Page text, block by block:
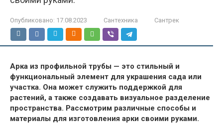
Опубликовано: 17.08.2023 Сантехника Сантрек
Арка из профильной трубы — это стильный и
функциональный элемент для украшения сада или
участка. Она может служить поддержкой для
растений, а также создавать визуальное разделение
пространства. Рассмотрим различные способы и
материалы для изготовления арки своими руками.